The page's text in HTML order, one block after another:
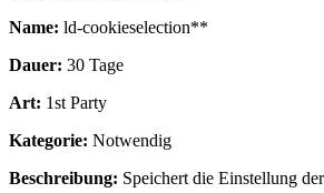
Name: ld-cookieselection**
Dauer: 30 Tage
Art: 1st Party
Kategorie: Notwendig
Beschreibung: Speichert die Einstellung